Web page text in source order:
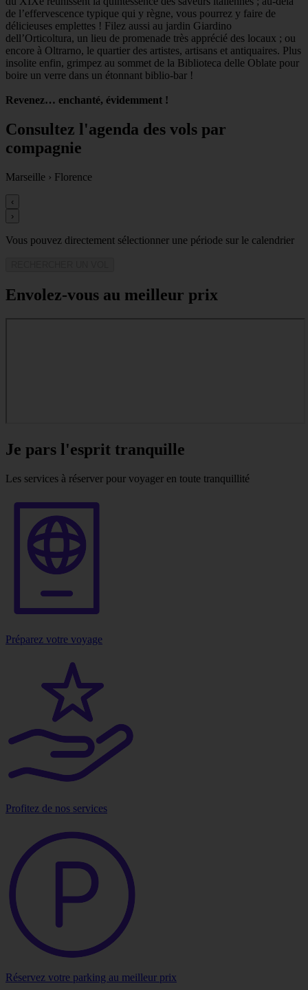
de l’effervescence typique qui y règne, vous pourrez y faire de
délicieuses emplettes ! Filez aussi au jardin Giardino
dell’Orticoltura, un lieu de promenade très apprécié des locaux ; ou
encore à Oltrarno, le quartier des artistes, artisans et antiquaires. Plus
insolite enfin, grimpez au sommet de la Biblioteca delle Oblate pour
boire un verre dans un étonnant biblio-bar !
Revenez… enchanté, évidemment !
Consultez l'agenda des vols par
compagnie
Marseille › Florence
‹
›
Vous pouvez directement sélectionner une période sur le calendrier
Envolez-vous au meilleur prix
Je pars l'esprit tranquille
Les services à réserver pour voyager en toute tranquillité
Préparez votre voyage
Profitez de nos services
Réservez votre parking au meilleur prix